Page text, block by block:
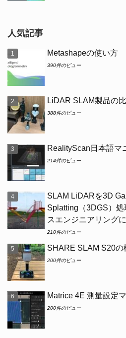
人気記事
Metashapeの使い方
390件のビュー
LiDAR SLAM製品の
388件のビュー
RealityScan日本語マ
214件のビュー
SLAM LiDARを3D
Splatting（3DGS）
スエンジニアリング
210件のビュー
SHARE SLAM S20の
200件のビュー
Matrice 4E 測量設定
200件のビュー